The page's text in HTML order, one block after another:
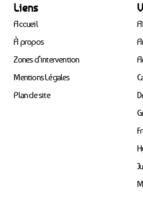
Liens
Accueil
À propos
Zones d’intervention
Mentions Légales
Plan de site